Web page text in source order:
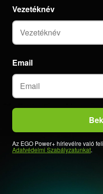
Email
Vezetéknév
Az EGO Power+ hírlevélre való
Adatvédelmi Szabályzatunkat.